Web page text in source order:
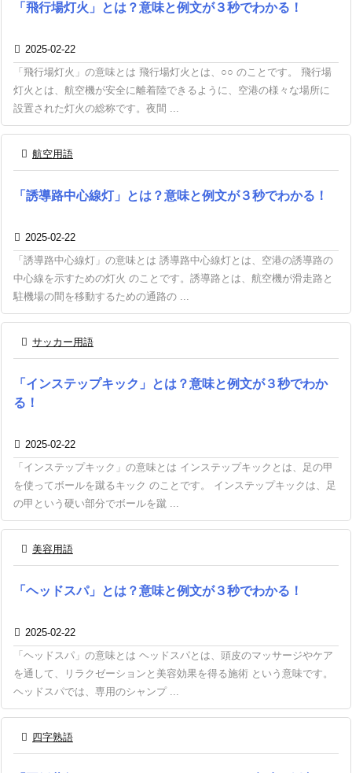
「飛行場灯火」とは？意味と例文が３秒でわかる！
 2025-02-22
「飛行場灯火」の意味とは 飛行場灯火とは、○○ のことです。 飛行場
灯火とは、航空機が安全に離着陸できるように、空港の様々な場所に
設置された灯火の総称です。夜間 ...
 航空用語
「誘導路中心線灯」とは？意味と例文が３秒でわかる！
 2025-02-22
「誘導路中心線灯」の意味とは 誘導路中心線灯とは、空港の誘導路の
中心線を示すための灯火 のことです。誘導路とは、航空機が滑走路と
駐機場の間を移動するための通路の ...
 サッカー用語
「インステップキック」とは？意味と例文が３秒でわか
る！
 2025-02-22
「インステップキック」の意味とは インステップキックとは、足の甲
を使ってボールを蹴るキック のことです。 インステップキックは、足
の甲という硬い部分でボールを蹴 ...
 美容用語
「ヘッドスパ」とは？意味と例文が３秒でわかる！
 2025-02-22
「ヘッドスパ」の意味とは ヘッドスパとは、頭皮のマッサージやケア
を通して、リラクゼーションと美容効果を得る施術 という意味です。
ヘッドスパでは、専用のシャンプ ...
 四字熟語